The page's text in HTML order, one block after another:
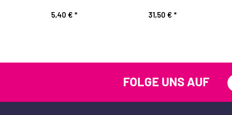
5,40 € * 31,50 € *
FOLGE UNS AUF